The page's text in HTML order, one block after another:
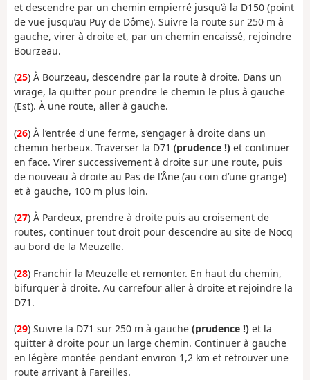
et descendre par un chemin empierré jusqu’à la D150 (point
de vue jusqu’au Puy de Dôme). Suivre la route sur 250 m à
gauche, virer à droite et, par un chemin encaissé, rejoindre
Bourzeau.
(25) À Bourzeau, descendre par la route à droite. Dans un
virage, la quitter pour prendre le chemin le plus à gauche
(Est). À une route, aller à gauche.
(26) À l’entrée d'une ferme, s’engager à droite dans un
chemin herbeux. Traverser la D71 (prudence !) et continuer
en face. Virer successivement à droite sur une route, puis
de nouveau à droite au Pas de l’Âne (au coin d’une grange)
et à gauche, 100 m plus loin.
(27) À Pardeux, prendre à droite puis au croisement de
routes, continuer tout droit pour descendre au site de Nocq
au bord de la Meuzelle.
(28) Franchir la Meuzelle et remonter. En haut du chemin,
bifurquer à droite. Au carrefour aller à droite et rejoindre la
D71.
(29) Suivre la D71 sur 250 m à gauche (prudence !) et la
quitter à droite pour un large chemin. Continuer à gauche
en légère montée pendant environ 1,2 km et retrouver une
route arrivant à Fareilles.